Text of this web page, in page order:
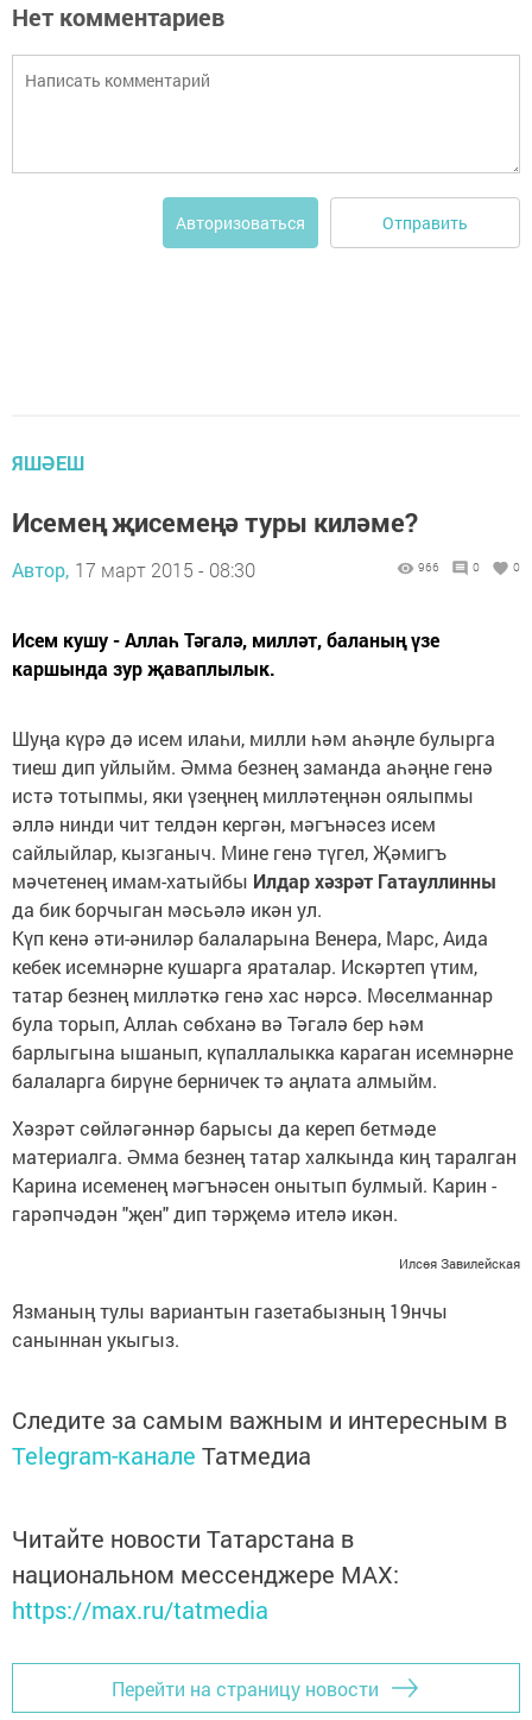
Нет комментариев
Авторизоваться Отправить
ЯШӘЕШ
Исемең җисемеңә туры киләме?
Автор, 17 март 2015 - 08:30 966 0 0
Исем кушу - Аллаһ Тәгалә, милләт, баланың үзе
каршында зур җаваплылык.
Шуңа күрә дә исем илаһи, милли һәм аһәңле булырга
тиеш дип уйлыйм. Әмма безнең заманда аһәңне генә
истә тотыпмы, яки үзеңнең милләтеңнән оялыпмы
әллә нинди чит телдән кергән, мәгънәсез исем
сайлыйлар, кызганыч. Мине генә түгел, Җәмигъ
мәчетенең имам-хатыйбы Илдар хәзрәт Гатауллинны
да бик борчыган мәсьәлә икән ул.
Күп кенә әти-әниләр балаларына Венера, Марс, Аида
кебек исемнәрне кушарга яраталар. Искәртеп үтим,
татар безнең милләткә генә хас нәрсә. Мөселманнар
була торып, Аллаһ сөбханә вә Тәгалә бер һәм
барлыгына ышанып, күпаллалыкка караган исемнәрне
балаларга бирүне берничек тә аңлата алмыйм.
Хәзрәт сөйләгәннәр барысы да кереп бетмәде
материалга. Әмма безнең татар халкында киң таралган
Карина исеменең мәгънәсен онытып булмый. Карин -
гарәпчәдән "җен" дип тәрҗемә ителә икән.
Илсөя Завилейская
Язманың тулы вариантын газетабызның 19нчы
саныннан укыгыз.
Следите за самым важным и интересным в
Telegram-канале Татмедиа
Читайте новости Татарстана в
национальном мессенджере MАХ:
https://max.ru/tatmedia
Перейти на страницу новости